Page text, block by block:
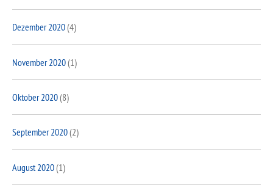
Dezember 2020(4)
November 2020(1)
Oktober 2020(8)
September 2020(2)
August 2020(1)